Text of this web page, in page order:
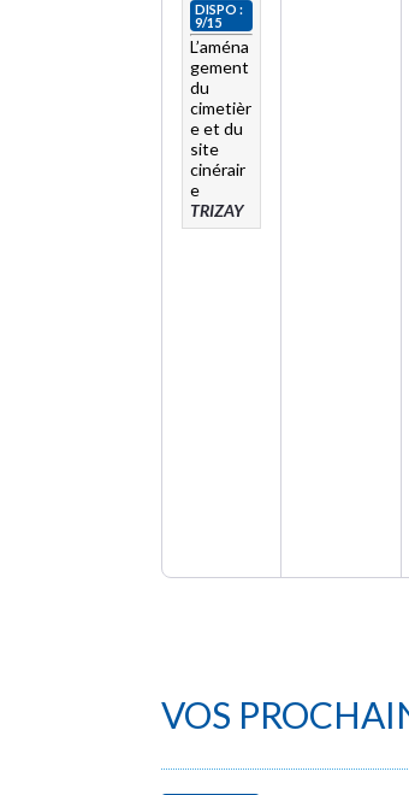
DISPO :
9/15
L’aména
gement
du
cimetièr
e et du
site
cinérair
e
TRIZAY
VOS